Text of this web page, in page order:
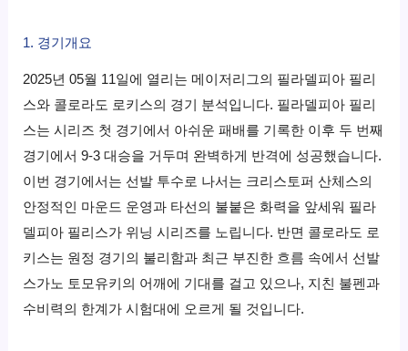
1. 경기개요
2025년 05월 11일에 열리는 메이저리그의 필라델피아 필리
스와 콜로라도 로키스의 경기 분석입니다. 필라델피아 필리
스는 시리즈 첫 경기에서 아쉬운 패배를 기록한 이후 두 번째
경기에서 9-3 대승을 거두며 완벽하게 반격에 성공했습니다.
이번 경기에서는 선발 투수로 나서는 크리스토퍼 산체스의
안정적인 마운드 운영과 타선의 불붙은 화력을 앞세워 필라
델피아 필리스가 위닝 시리즈를 노립니다. 반면 콜로라도 로
키스는 원정 경기의 불리함과 최근 부진한 흐름 속에서 선발
스가노 토모유키의 어깨에 기대를 걸고 있으나, 지친 불펜과
수비력의 한계가 시험대에 오르게 될 것입니다.